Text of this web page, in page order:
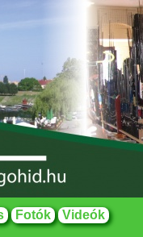
Fotók Videók